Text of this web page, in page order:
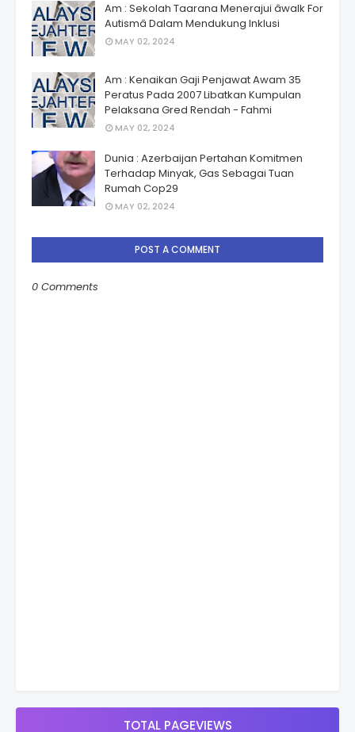
Am : Sekolah Taarana Menerajui âwalk For
Autismâ Dalam Mendukung Inklusi
MAY 02, 2024
Am : Kenaikan Gaji Penjawat Awam 35
Peratus Pada 2007 Libatkan Kumpulan
Pelaksana Gred Rendah - Fahmi
MAY 02, 2024
Dunia : Azerbaijan Pertahan Komitmen
Terhadap Minyak, Gas Sebagai Tuan
Rumah Cop29
MAY 02, 2024
POST A COMMENT
0 Comments
TOTAL PAGEVIEWS